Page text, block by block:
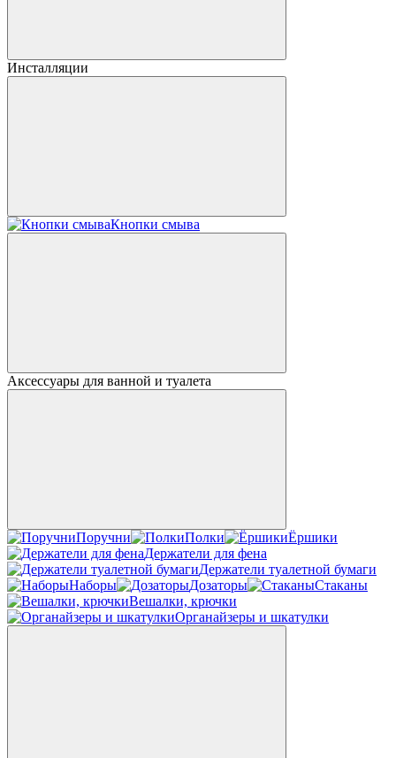
Инсталляции
Кнопки смыва
Аксессуары для ванной и туалета
Поручни Полки
Ёршики
Держатели для фена
Держатели туалетной бумаги
Наборы
Дозаторы
Стаканы
Вешалки, крючки
Органайзеры и шкатулки